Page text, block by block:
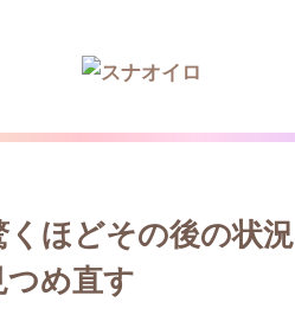
ほどその後の状況
め直す